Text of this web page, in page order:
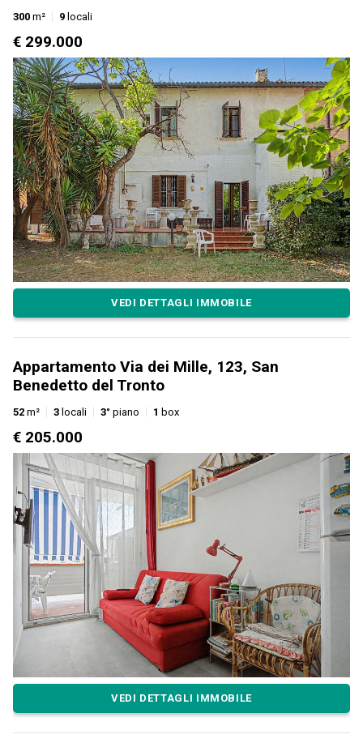
300 m² 9 locali
€ 299.000
VEDI DETTAGLI IMMOBILE
Appartamento Via dei Mille, 123, San
Benedetto del Tronto
52 m² 3 locali 3° piano 1 box
€ 205.000
VEDI DETTAGLI IMMOBILE